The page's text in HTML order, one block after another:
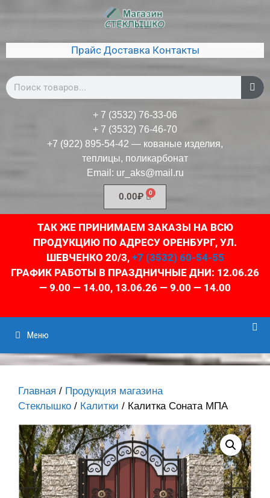
Прайс Доставка Контакты
+ 7 (3532) 76-33-06
+ 7 (3532) 76-46-70
+7 (922) 895-54-42 — кованые изделия,
теплицы, поликарбонат
Email: ur_aks@mail.ru
0.00₽
ТАК ЖЕ ПРИНИМАЕМ ЗАКАЗЫ НА ВСЮ
ПРОДУКЦИЮ ПО АДРЕСУ ОРЕНБУРГ, УЛ.
ШЕВЧЕНКО 20/3, +7 (3532) 60-54-55
ГРАФИК РАБОТЫ В ПРАЗДНИЧНЫЕ ДНИ: 12.06.26
— 9.00 — 14.00, 13.06.26 — 9.00 — 14.00
Меню
Главная / Продукция магазина
Стеклышко / Калитки / Калитка Соната МПА